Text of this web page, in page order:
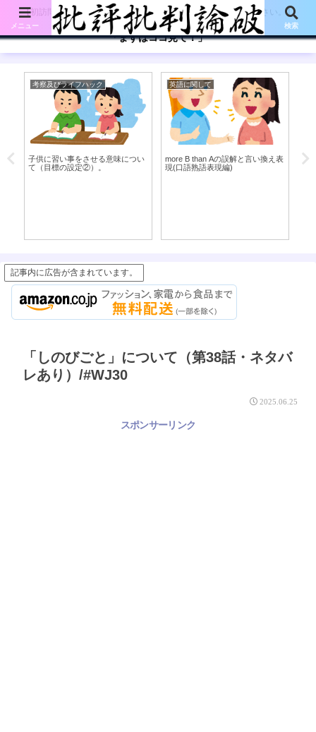
【初訪問の方は、下記の「まずはココ見て!」ボタンをご覧ください。】
「まずはココ見て！」
考察及びライフハック
子供に習い事をさせる意味につい
て（目標の設定②）。
英語に関して
more B than Aの誤解と言い換え表
現(口語熟語表現編)
部
記事内に広告が含まれています。
「しのびごと」について（第38話・ネタバ
レあり）/#WJ30
2025.06.25
スポンサーリンク
メニュー 検索